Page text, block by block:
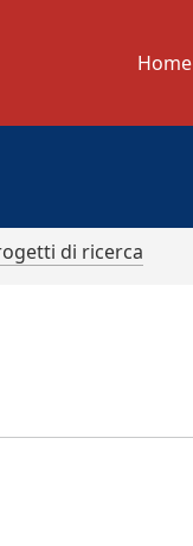
Home
di ricerca